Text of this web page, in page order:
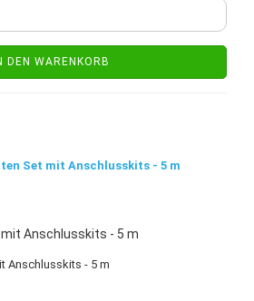
DEN WARENKORB
Anschlusskits - 5 m
Anschlusskits - 5 m